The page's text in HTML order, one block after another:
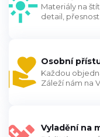
Materiály na
detail,
Osobní
Každou
Záleží nám na
Vyladění na